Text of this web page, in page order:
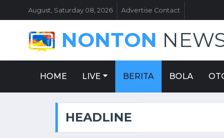
August, Saturday 08, 2026 Advertise Contact
NONTON
HOME LIVE BERITA BOLA
HEADLINE